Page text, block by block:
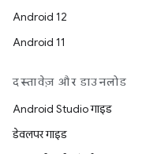
Android 12
Android 11
दस्तावेज़ और डाउनलोड
Android Studio गाइड
डेवलपर गाइड